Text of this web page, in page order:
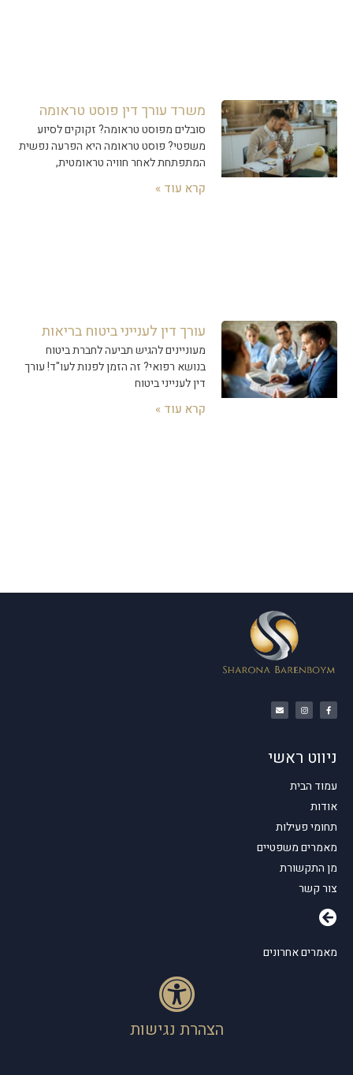
משרד עורך דין פוסט טראומה
סובלים מפוסט טראומה? זקוקים לסיוע
משפטי? פוסט טראומה היא הפרעה נפשית
המתפתחת לאחר חוויה טראומטית,
קרא עוד »
עורך דין לענייני ביטוח בריאות
מעוניינים להגיש תביעה לחברת ביטוח
בנושא רפואי? זה הזמן לפנות לעו"ד! עורך
דין לענייני ביטוח
קרא עוד »
ניווט ראשי
עמוד הבית
אודות
תחומי פעילות
מאמרים משפטיים
מן התקשורת
צור קשר
מאמרים אחרונים
הצהרת נגישות